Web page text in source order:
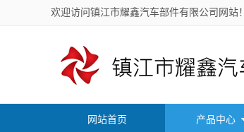
欢迎访问镇江市耀鑫汽车部件有限公司网站！
网站首页 产品中心